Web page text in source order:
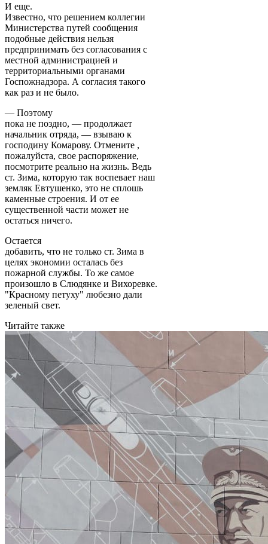
И еще.
Известно, что решением коллегии
Министерства путей сообщения
подобные действия нельзя
предпринимать без согласования с
местной администрацией и
территориальными органами
Госпожнадзора. А согласия такого
как раз и не было.
— Поэтому
пока не поздно, — продолжает
начальник отряда, — взываю к
господину Комарову. Отмените ,
пожалуйста, свое распоряжение,
посмотрите реально на жизнь. Ведь
ст. Зима, которую так воспевает наш
земляк Евтушенко, это не сплошь
каменные строения. И от ее
существенной части может не
остаться ничего.
Остается
добавить, что не только ст. Зима в
целях экономии осталась без
пожарной службы. То же самое
произошло в Слюдянке и Вихоревке.
"Красному петуху" любезно дали
зеленый свет.
Читайте также